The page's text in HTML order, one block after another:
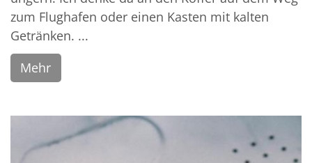
zum Flughafen oder einen Kasten mit kalten
Getränken. ...
Mehr